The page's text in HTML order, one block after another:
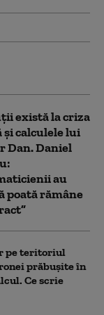
există la criza
și calculele lui
Dan. Daniel
au
poată rămâne
pe teritoriul
prăbușite în
Ce scrie